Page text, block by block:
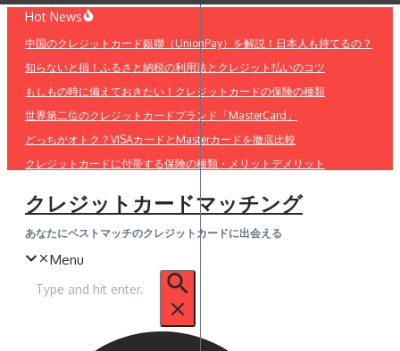
Hot News
中国のクレジットカード銀聯（UnionPay）を解説！日本人も持てるの？
知らないと損！ふるさと納税の利用法とクレジット払いのコツ
もしもの時に備えておきたい！クレジットカードの保険の種類
世界第二位のクレジットカードブランド「MasterCard」
どっちがオトク？VISAカードとMasterカードを徹底比較
クレジットカードに付帯する保険の種類・メリットデメリット
クレジットカードマッチング
あなたにベストマッチのクレジットカードに出会える
Menu
索: